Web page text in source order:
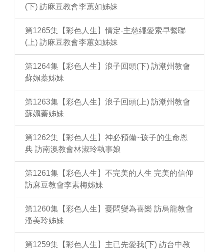
(下) 訪麻豆教會李蕙如姊妹
第1265集【彩色人生】情定-主慈繩愛索早繫聯
(上) 訪麻豆教會李蕙如姊妹
第1264集【彩色人生】浪子回頭(下) 訪潮州教會
蘇姵蓁姊妹
第1263集【彩色人生】浪子回頭(上) 訪潮州教會
蘇姵蓁姊妹
第1262集【彩色人生】神必預備~孩子的生命恩
典 訪南澳教會林淑玲執事娘
第1261集【彩色人生】不完美的人生 完美的信仰
訪麻豆教會李素梅姊妹
第1260集【彩色人生】憂悶變為喜樂 訪烏龍教會
潘美玲姊妹
第1259集【彩色人生】主已先愛我(下) 訪台中教